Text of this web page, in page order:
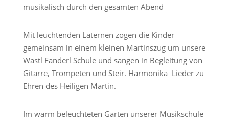
musikalisch durch den gesamten Abend
Mit leuchtenden Laternen zogen die Kinder
gemeinsam in einem kleinen Martinszug um unsere
Wastl Fanderl Schule und sangen in Begleitung von
Gitarre, Trompeten und Steir. Harmonika Lieder zu
Ehren des Heiligen Martin.
Im warm beleuchteten Garten unserer Musikschule